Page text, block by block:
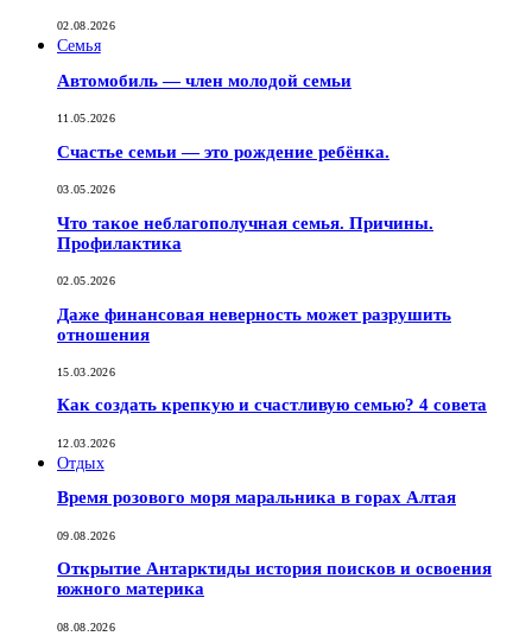
02.08.2026
Семья
Автомобиль — член молодой семьи
11.05.2026
Счастье семьи — это рождение ребёнка.
03.05.2026
Что такое неблагополучная семья. Причины.
Профилактика
02.05.2026
Даже финансовая неверность может разрушить
отношения
15.03.2026
Как создать крепкую и счастливую семью? 4 совета
12.03.2026
Отдых
Время розового моря маральника в горах Алтая
09.08.2026
Открытие Антарктиды история поисков и освоения
южного материка
08.08.2026